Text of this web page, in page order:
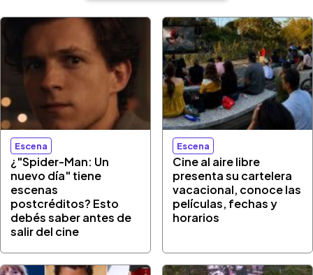
Escena
¿"Spider-Man: Un
nuevo día" tiene
escenas
postcréditos? Esto
debés saber antes de
salir del cine
Escena
Cine al aire libre
presenta su cartelera
vacacional, conoce las
películas, fechas y
horarios